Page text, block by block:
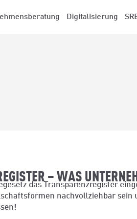
Digitalisierung
– WAS
das Transparenzregister
nachvollziehbar